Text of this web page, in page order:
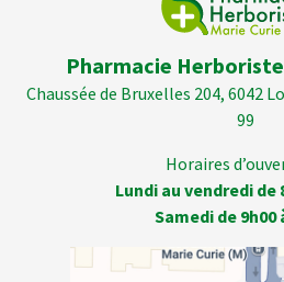
Pharmacie
Chaussée de Bruxelles 204, 6042
99
Horaires
Lundi au vendredi de
Samedi de 9h00